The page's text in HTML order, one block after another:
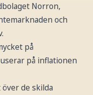
Norron,
och
på
på inflationen
de skilda